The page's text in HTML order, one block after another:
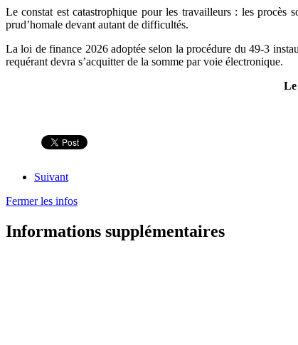
Le constat est catastrophique pour les travailleurs : les procès
prud’homale devant autant de difficultés.
La loi de finance 2026 adoptée selon la procédure du 49-3
requérant devra s’acquitter de la somme par voie électronique.
Le
Suivant
Fermer les infos
Informations supplémentaires